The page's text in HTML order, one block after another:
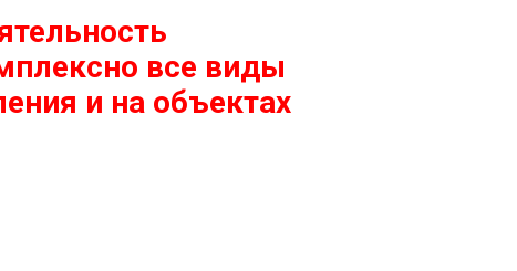
все виды
и на объектах